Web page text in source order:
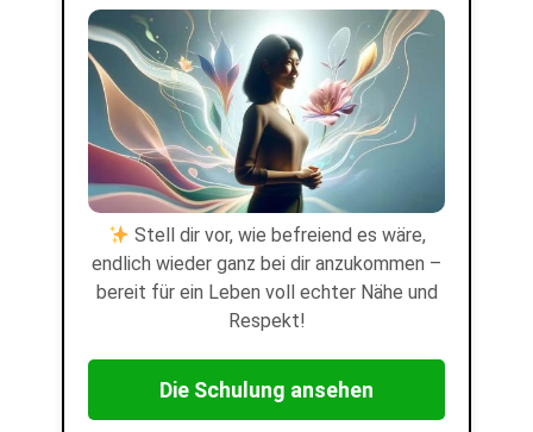
Stell dir vor, wie befreiend es wäre,
endlich wieder ganz bei dir anzukommen –
bereit für ein Leben voll echter Nähe und
Respekt!
Die Schulung ansehen